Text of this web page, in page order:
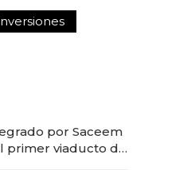
por Saceem
primer viaducto de